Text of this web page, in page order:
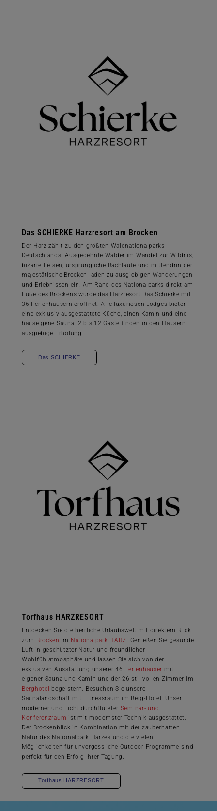
Das SCHIERKE Harzresort am Brocken
Der Harz zählt zu den größten Waldnationalparks
Deutschlands. Ausgedehnte Wälder im Wandel zur Wildnis,
bizarre Felsen, ursprüngliche Bachläufe und mittendrin der
majestätische Brocken laden zu ausgiebigen Wanderungen
und Erlebnissen ein. Am Rand des Nationalparks direkt am
Fuße des Brockens wurde das Harzresort Das Schierke mit
36 Ferienhäusern eröffnet. Alle luxuriösen Lodges bieten
eine exklusiv ausgestattete Küche, einen Kamin und eine
hauseigene Sauna. 2 bis 12 Gäste finden in den Häusern
ausgiebige Erholung.
Das SCHIERKE
Torfhaus HARZRESORT
Entdecken Sie die herrliche Urlaubswelt mit direktem Blick
zum Brocken im Nationalpark HARZ . Genießen Sie gesunde
Luft in geschützter Natur und freundlicher
Wohlfühlatmosphäre und lassen Sie sich von der
exklusiven Ausstattung unserer 46 Ferienhäuser mit
eigener Sauna und Kamin und der 26 stillvollen Zimmer im
Berghotel begeistern. Besuchen Sie unsere
Saunalandschaft mit Fitnessraum im Berg-Hotel. Unser
moderner und Licht durchfluteter Seminar- und
Konferenzraum ist mit modernster Technik ausgestattet.
Der Brockenblick in Kombination mit der zauberhaften
Natur des Nationalpark Harzes und die vielen
Möglichkeiten für unvergessliche Outdoor Programme sind
perfekt für den Erfolg Ihrer Tagung.
Torfhaus HARZRESORT